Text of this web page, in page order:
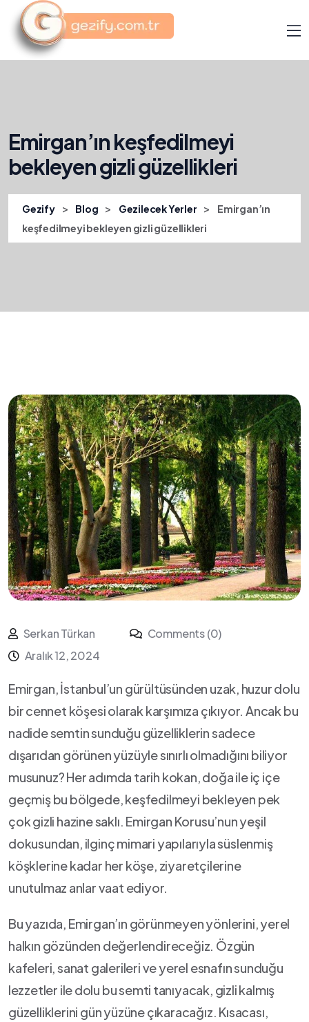
Emirgan’ın keşfedilmeyi
bekleyen gizli güzellikleri
Gezify > Blog > Gezilecek Yerler >
Emirgan’ın
keşfedilmeyi bekleyen gizli güzellikleri
Serkan Türkan
Comments (0)
Aralık 12, 2024
Emirgan, İstanbul’un gürültüsünden uzak,⁤ huzur ‌dolu​
bir⁢ cennet köşesi olarak ​karşımıza çıkıyor. Ancak bu
nadide semtin sunduğu güzelliklerin sadece
dışarıdan görünen yüzüyle sınırlı olmadığını biliyor
musunuz? Her adımda tarih ‍kokan, doğa ile iç içe
geçmiş bu bölgede, ​keşfedilmeyi bekleyen pek
çok ‌gizli hazine saklı.​ Emirgan Korusu’nun yeşil
dokusundan, ilginç mimari yapılarıyla‌ süslenmiş
köşklerine kadar her köşe, ziyaretçilerine
unutulmaz⁣ anlar vaat ediyor.
Bu yazıda, Emirgan’ın görünmeyen yönlerini, yerel
halkın gözünden değerlendireceğiz. Özgün
kafeleri, sanat galerileri ‍ve yerel esnafın sunduğu
⁢lezzetler ile⁢ dolu bu semti⁤ tanıyacak,​ gizli kalmış
güzelliklerini gün yüzüne çıkaracağız. Kısacası,⁢